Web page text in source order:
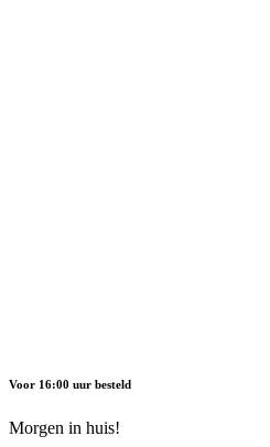
Voor 16:00 uur besteld
Morgen in huis!